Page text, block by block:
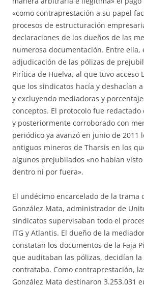
«como contraprestación a su papel
procesos de estructuración
declaraciones de los dueños de las
numerosa documentación. Entre ella,
adjudicación de las pólizas de
Pirítica de Huelva, al que tuvo acceso
que los sindicatos hacía y deshacían
y excluyendo mediadoras y
conceptos. El protocolo fue
y posteriormente corroborado con
periódico ya avanzó en junio de 2011
antiguos mineros de Tharsis en los
algunos prejubilados «no habían
dentro ni por fuera».
El undécimo encarcelado de la trama
González Mata, administrador de
sindicatos supervisaban todo el
ITG y Atlantis. El dueño de la
constatan los documentos de la Faja
que auditaban las pólizas, decidían la
contrataba. Como contraprestación,
González Mata destinaron 3.253.031